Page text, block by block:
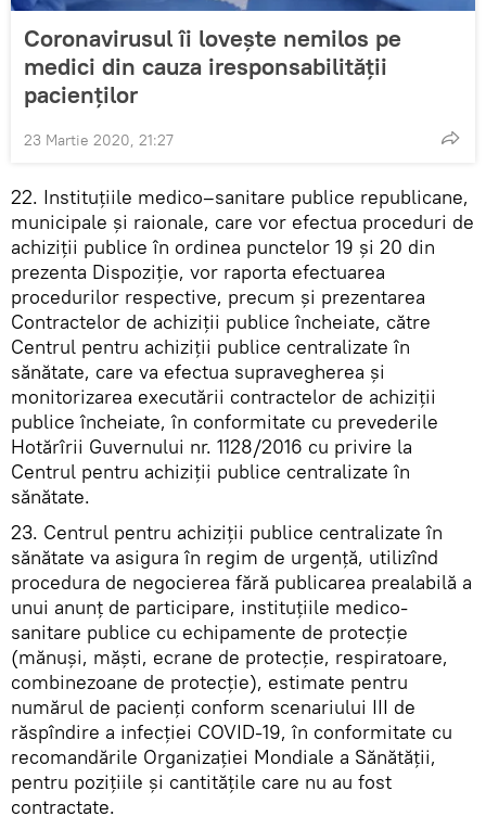
Coronavirusul îi lovește nemilos pe
medici din cauza iresponsabilității
pacienților
23 Martie 2020, 21:27
22. Instituțiile medico–sanitare publice republicane,
municipale și raionale, care vor efectua proceduri de
achiziții publice în ordinea punctelor 19 și 20 din
prezenta Dispoziție, vor raporta efectuarea
procedurilor respective, precum și prezentarea
Contractelor de achiziții publice încheiate, către
Centrul pentru achiziții publice centralizate în
sănătate, care va efectua supravegherea și
monitorizarea executării contractelor de achiziții
publice încheiate, în conformitate cu prevederile
Hotărîrii Guvernului nr. 1128/2016 cu privire la
Centrul pentru achiziții publice centralizate în
sănătate.
23. Centrul pentru achiziții publice centralizate în
sănătate va asigura în regim de urgență, utilizînd
procedura de negocierea fără publicarea prealabilă a
unui anunț de participare, instituțiile medico-
sanitare publice cu echipamente de protecție
(mănuși, măști, ecrane de protecție, respiratoare,
combinezoane de protecție), estimate pentru
numărul de pacienți conform scenariului III de
răspîndire a infecției COVID-19, în conformitate cu
recomandările Organizației Mondiale a Sănătății,
pentru pozițiile și cantitățile care nu au fost
contractate.